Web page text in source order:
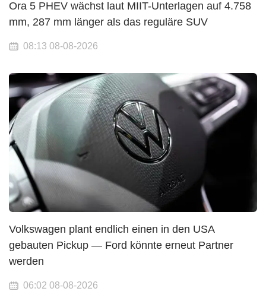
Ora 5 PHEV wächst laut MIIT-Unterlagen auf 4.758
mm, 287 mm länger als das reguläre SUV
08:13 08-08-2026
Volkswagen plant endlich einen in den USA
gebauten Pickup — Ford könnte erneut Partner
werden
06:02 08-08-2026